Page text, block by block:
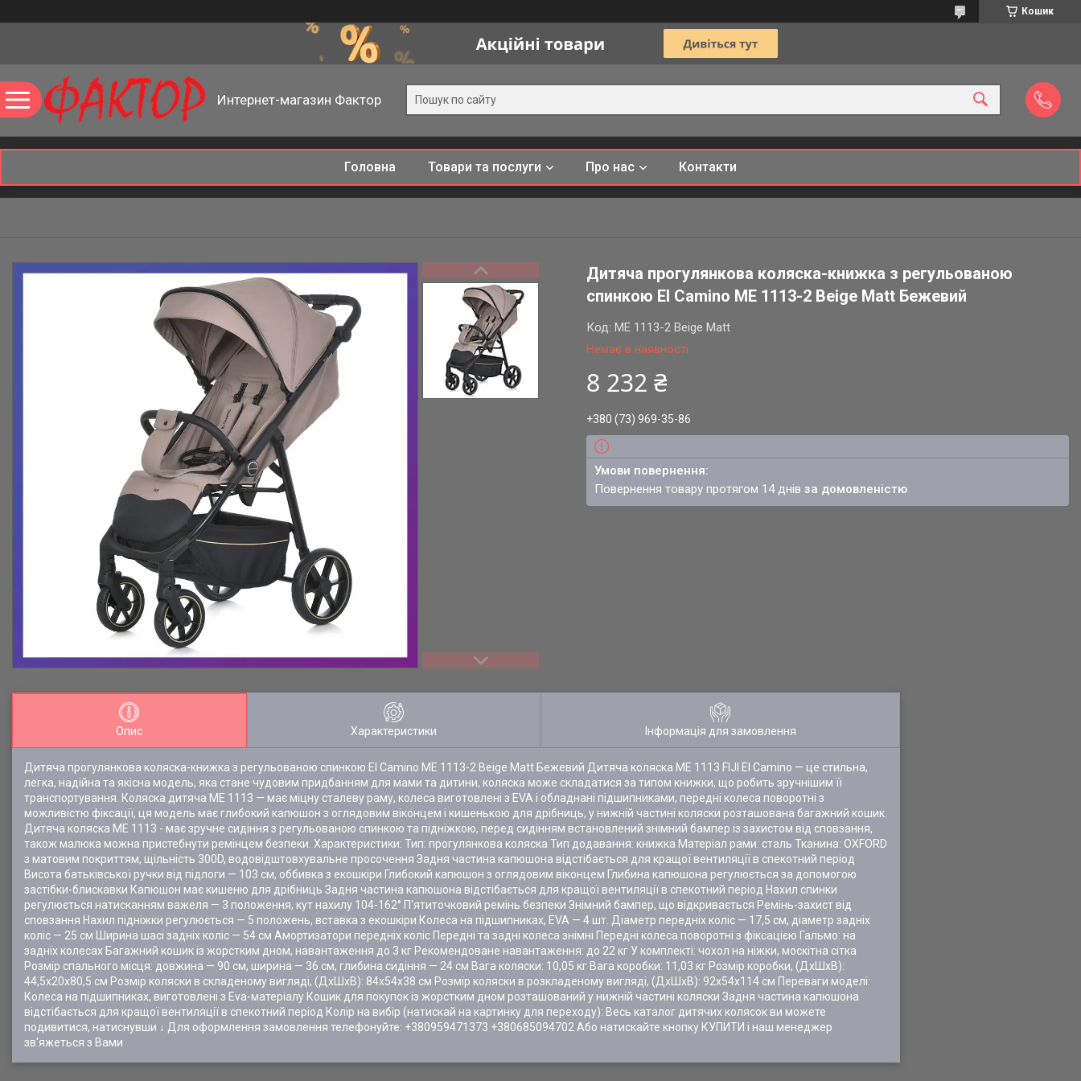
Кошик
Интернет-магазин Фактор
Головна Товари та послуги Про нас Контакти
Дитяча прогулянкова коляска-книжка з регульованою
спинкою El Camino ME 1113-2 Beige Matt Бежевий
Немає в наявності
Код:ME 1113-2 Beige Matt
8 232 ₴
+380 (73) 969-35-86
повернення товару протягом 14 днівза домовленістю
Опис Характеристики Інформація для замовлення
Дитяча прогулянкова коляска-книжка з регульованою спинкою El Camino ME 1113-2 Beige Matt Бежевий Дитяча коляска ME 1113 FIJI El Camino — це стильна,
легка, надійна та якісна модель, яка стане чудовим придбанням для мами та дитини, коляска може складатися за типом книжки, що робить зручнішим її
транспортування. Коляска дитяча ME 1113 — має міцну сталеву раму, колеса виготовлені з EVA і обладнані підшипниками, передні колеса поворотні з
можливістю фіксації, ця модель має глибокий капюшон з оглядовим віконцем і кишенькою для дрібниць, у нижній частині коляски розташована багажний кошик.
Дитяча коляска ME 1113 - має зручне сидіння з регульованою спинкою та підніжкою, перед сидінням встановлений знімний бампер із захистом від сповзання,
також малюка можна пристебнути ремінцем безпеки. Характеристики: Тип: прогулянкова коляска Тип додавання: книжка Матеріал рами: сталь Тканина: OXFORD
з матовим покриттям, щільність 300D, водовідштовхувальне просочення Задня частина капюшона відстібається для кращої вентиляції в спекотний період
Висота батьківської ручки від підлоги — 103 см, оббивка з екошкіри Глибокий капюшон з оглядовим віконцем Глибина капюшона регулюється за допомогою
застібки-блискавки Капюшон має кишеню для дрібниць Задня частина капюшона відстібається для кращої вентиляції в спекотний період Нахил спинки
регулюється натисканням важеля — 3 положення, кут нахилу 104-162° П'ятиточковий ремінь безпеки Знімний бампер, що відкривається Ремінь-захист від
сповзання Нахил підніжки регулюється — 5 положень, вставка з екошкіри Колеса на підшипниках, EVA — 4 шт. Діаметр передніх коліс — 17,5 см, діаметр задніх
коліс — 25 см Ширина шасі задніх коліс — 54 см Амортизатори передніх коліс Передні та задні колеса знімні Передні колеса поворотні з фіксацією Гальмо: на
задніх колесах Багажний кошик із жорстким дном, навантаження до 3 кг Рекомендоване навантаження: до 22 кг У комплекті: чохол на ніжки, москітна сітка
Розмір спального місця: довжина — 90 см, ширина — 36 см, глибина сидіння — 24 см Вага коляски: 10,05 кг Вага коробки: 11,03 кг Розмір коробки, (ДхШхВ):
44,5х20х80,5 см Розмір коляски в складеному вигляді, (ДхШхВ): 84х54х38 см Розмір коляски в розкладеному вигляді, (ДхШхВ): 92х54х114 см Переваги моделі:
Колеса на підшипниках, виготовлені з Eva-матеріалу Кошик для покупок із жорстким дном розташований у нижній частині коляски Задня частина капюшона
відстібається для кращої вентиляції в спекотний період Колір на вибір (натискай на картинку для переходу): Весь каталог дитячих колясок ви можете
подивитися, натиснувши ↓ Для оформлення замовлення телефонуйте: +380959471373 +380685094702 Або натискайте кнопку КУПИТИ і наш менеджер
зв'яжеться з Вами